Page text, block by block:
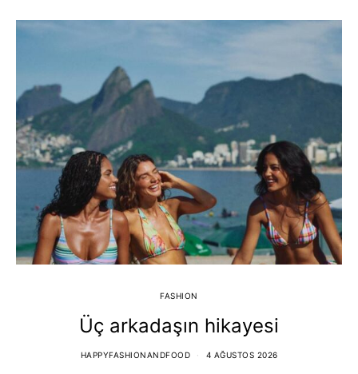
FASHION
Üç arkadaşın hikayesi
HAPPYFASHIONANDFOOD 4 AĞUSTOS 2026